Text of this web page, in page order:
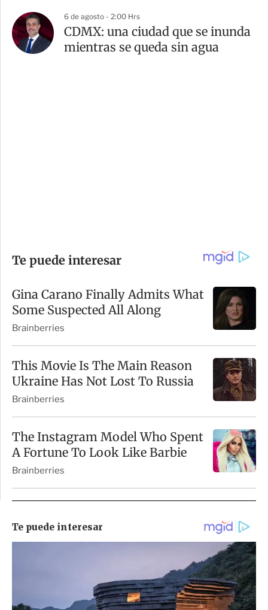
6 de agosto - 2:00 Hrs
CDMX: una ciudad que se inunda
mientras se queda sin agua